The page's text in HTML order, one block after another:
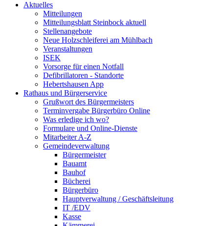
Aktuelles
Mitteilungen
Mitteilungsblatt Steinbock aktuell
Stellenangebote
Neue Holzschleiferei am Mühlbach
Veranstaltungen
ISEK
Vorsorge für einen Notfall
Defibrillatoren - Standorte
Hebertshausen App
Rathaus und Bürgerservice
Grußwort des Bürgermeisters
Terminvergabe Bürgerbüro Online
Was erledige ich wo?
Formulare und Online-Dienste
Mitarbeiter A-Z
Gemeindeverwaltung
Bürgermeister
Bauamt
Bauhof
Bücherei
Bürgerbüro
Hauptverwaltung / Geschäftsleitung
IT /EDV
Kasse